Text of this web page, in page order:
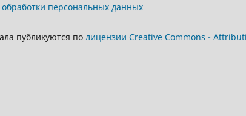
персональных данных
публикуются по лицензии Creative Commons -